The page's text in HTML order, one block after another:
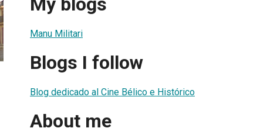
Manu Militari
Blogs I follow
Blog dedicado al Cine Bélico e Histórico
About me